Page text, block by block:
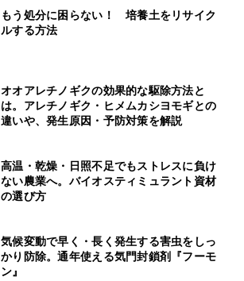
もう処分に困らない！ 培養土をリサイク
ルする方法
オオアレチノギクの効果的な駆除方法と
は。アレチノギク・ヒメムカシヨモギとの
違いや、発生原因・予防対策を解説
高温・乾燥・日照不足でもストレスに負け
ない農業へ。バイオスティミュラント資材
の選び方
気候変動で早く・長く発生する害虫をしっ
かり防除。通年使える気門封鎖剤『フーモ
ン』